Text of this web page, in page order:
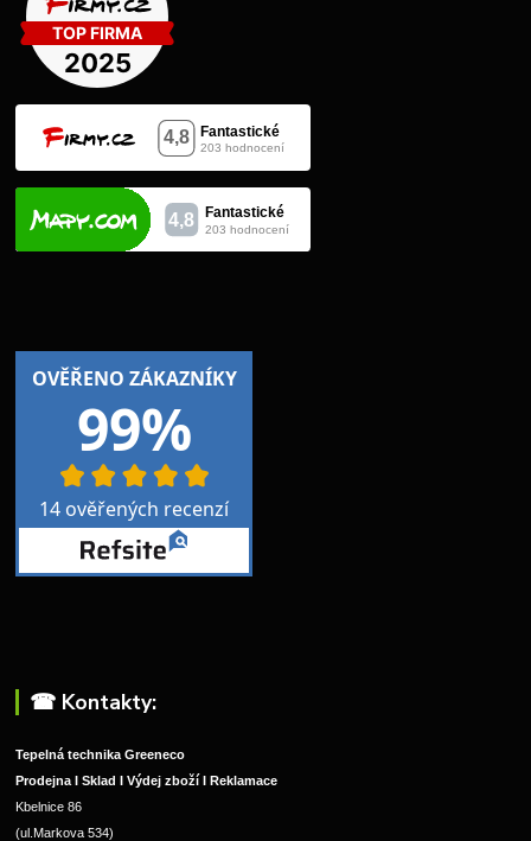
☎︎ Kontakty:
Tepelná technika Greeneco
Prodejna I Sklad I Výdej zboží I Reklamace
Kbelnice 86
(ul.Markova 534)